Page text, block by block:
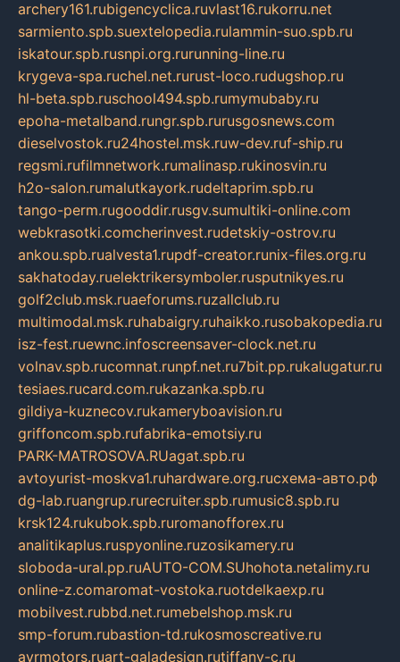
archery161.rubigencyclica.ruvlast16.rukorru.net
sarmiento.spb.suextelopedia.rulammin-suo.spb.ru
iskatour.spb.rusnpi.org.rurunning-line.ru
krygeva-spa.ruchel.net.rurust-loco.rudugshop.ru
hl-beta.spb.ruschool494.spb.rumymubaby.ru
epoha-metalband.rungr.spb.rurusgosnews.com
dieselvostok.ru24hostel.msk.ruw-dev.ruf-ship.ru
regsmi.rufilmnetwork.rumalinasp.rukinosvin.ru
h2o-salon.rumalutkayork.rudeltaprim.spb.ru
tango-perm.rugooddir.rusgv.sumultiki-online.com
webkrasotki.comcherinvest.rudetskiy-ostrov.ru
ankou.spb.rualvesta1.rupdf-creator.runix-files.org.ru
sakhatoday.ruelektrikersymboler.rusputnikyes.ru
golf2club.msk.ruaeforums.ruzallclub.ru
multimodal.msk.ruhabaigry.ruhaikko.rusobakopedia.ru
isz-fest.ruewnc.infoscreensaver-clock.net.ru
volnav.spb.rucomnat.runpf.net.ru7bit.pp.rukalugatur.ru
tesiaes.rucard.com.rukazanka.spb.ru
gildiya-kuznecov.rukameryboavision.ru
griffoncom.spb.rufabrika-emotsiy.ru
PARK-MATROSOVA.RUagat.spb.ru
avtoyurist-moskva1.ruhardware.org.ruсхема-авто.рф
dg-lab.ruangrup.rurecruiter.spb.rumusic8.spb.ru
krsk124.rukubok.spb.ruromanofforex.ru
analitikaplus.ruspyonline.ruzosikamery.ru
sloboda-ural.pp.ruAUTO-COM.SUhohota.netalimy.ru
online-z.comaromat-vostoka.ruotdelkaexp.ru
mobilvest.rubbd.net.rumebelshop.msk.ru
smp-forum.rubastion-td.rukosmoscreative.ru
avrmotors.ruart-galadesign.rutiffany-c.ru